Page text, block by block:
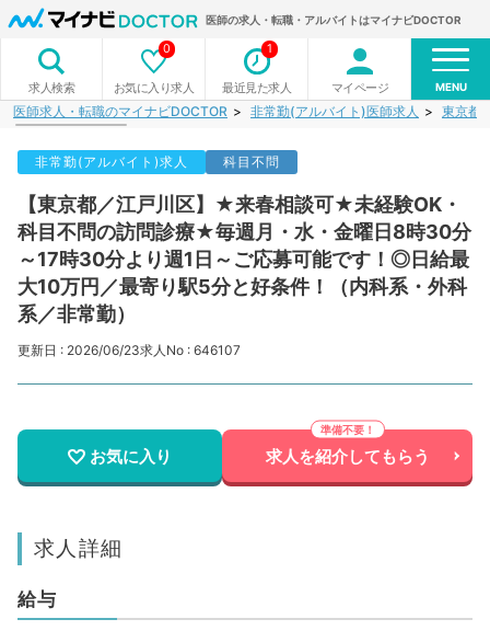
医師の求人・転職・アルバイトはマイナビDOCTOR
求人検索 お気に入り求人
0
最近見た求人
1
マイページ MENU
医師求人・転職のマイナビDOCTOR 非常勤(アルバイト)医師求人 東京都
非常勤(アルバイト)求人 科目不問
【東京都／江戸川区】★来春相談可★未経験OK・
科目不問の訪問診療★毎週月・水・金曜日8時30分
～17時30分より週1日～ご応募可能です！◎日給最
大10万円／最寄り駅5分と好条件！（内科系・外科
系／非常勤）
更新日 : 2026/06/23求人No : 646107
お気に入り 求人を紹介してもらう
求人詳細
給与